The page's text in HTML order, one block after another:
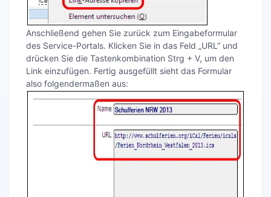
Anschließend gehen Sie zurück zum Eingabeformular
des Service-Portals. Klicken Sie in das Feld „URL“ und
drücken Sie die Tastenkombination Strg + V, um den
Link einzufügen. Fertig ausgefüllt sieht das Formular
also folgendermaßen aus: